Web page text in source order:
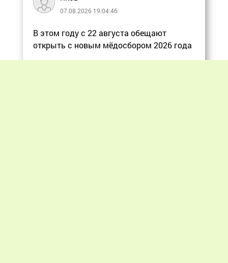
07.08.2026 19:04:46
В этом году с 22 августа обещают
открыть с новым мёдосбором 2026 года